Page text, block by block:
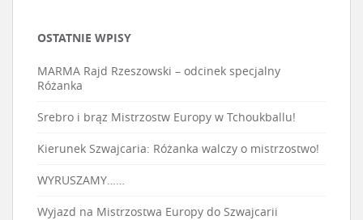
OSTATNIE WPISY
MARMA Rajd Rzeszowski – odcinek specjalny
Różanka
Srebro i brąz Mistrzostw Europy w Tchoukballu!
Kierunek Szwajcaria: Różanka walczy o mistrzostwo!
WYRUSZAMY……
Wyjazd na Mistrzostwa Europy do Szwajcarii